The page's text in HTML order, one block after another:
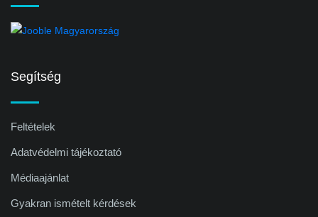
Segítség
Feltételek
Adatvédelmi tájékoztató
Médiaajánlat
Gyakran ismételt kérdések